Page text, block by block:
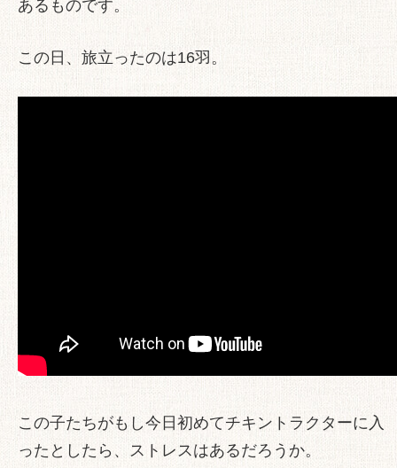
あるものです。
この日、旅立ったのは16羽。
この子たちがもし今日初めてチキントラクターに入
ったとしたら、ストレスはあるだろうか。